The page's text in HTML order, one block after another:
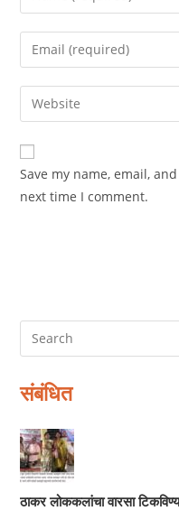
your
name
comment
Enter
your
email
address
comment
Enter
your
website
URL
(optional)
Save my name, email,
next time I comment.
संबंधित
ठाकर लोककलांचा वारसा